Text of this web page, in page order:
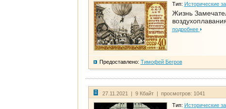
Тип: Исторические
Жизнь
подробнее
Предоставлено: Тимофей Бегров
27.11.2021 | 9 Кбайт | просмотров: 1041
Тип: Исторические